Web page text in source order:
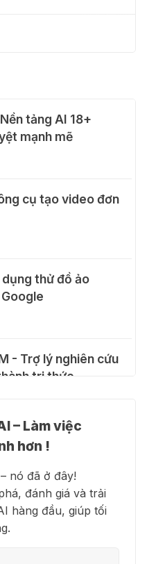
múa với Google
30 video AI + 100
với Dola.com
Google Plus 12
hiện script và
giúp "mở khóa"
– chương
ChatGPT
tháng
tảng AI 18+
mạnh mẽ
cụ tạo video đơn
dụng thử đồ ảo
- Trợ lý nghiên cứu
tri thức
– Biến ý tưởng
lượng cao
Trợ lý lập trình
– Làm việc
hơn !
nó đã ở đây!
đánh giá và trải
hàng đầu, giúp tối